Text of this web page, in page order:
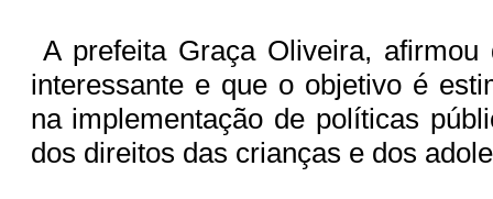
A prefeita Graça Oliveira,
interessante e que o objetivo é
na implementação de políticas
dos direitos das crianças e dos